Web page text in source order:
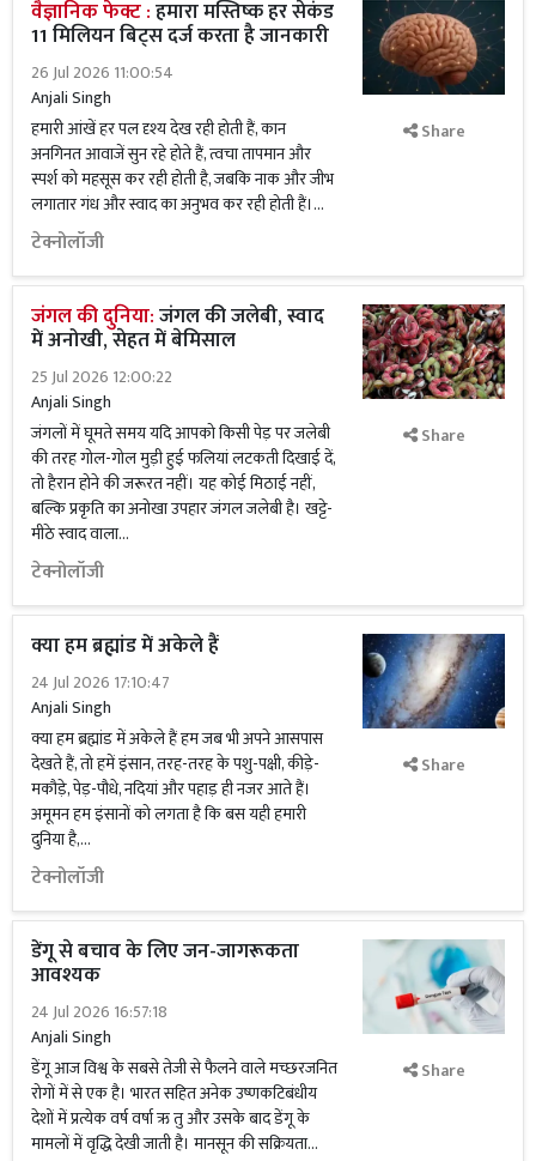
वैज्ञानिक फेक्ट :हमारा मस्तिष्क हर सेकंड
11 मिलियन बिट्स दर्ज करता है जानकारी
26 Jul 2026 11:00:54
Anjali Singh
हमारी आंखें हर पल दृश्य देख रही होती हैं, कान
अनगिनत आवाजें सुन रहे होते हैं, त्वचा तापमान और
स्पर्श को महसूस कर रही होती है, जबकि नाक और जीभ
लगातार गंध और स्वाद का अनुभव कर रही होती हैं।...
टेक्नोलॉजी
Share
जंगल की दुनिया:जंगल की जलेबी, स्वाद
में अनोखी, सेहत में बेमिसाल
25 Jul 2026 12:00:22
Anjali Singh
जंगलों में घूमते समय यदि आपको किसी पेड़ पर जलेबी
की तरह गोल-गोल मुड़ी हुई फलियां लटकती दिखाई दें,
तो हैरान होने की जरूरत नहीं। यह कोई मिठाई नहीं,
बल्कि प्रकृति का अनोखा उपहार जंगल जलेबी है। खट्टे-
मीठे स्वाद वाला...
टेक्नोलॉजी
Share
क्या हम ब्रह्मांड में अकेले हैं
24 Jul 2026 17:10:47
Anjali Singh
क्या हम ब्रह्मांड में अकेले हैं हम जब भी अपने आसपास
देखते हैं, तो हमें इंसान, तरह-तरह के पशु-पक्षी, कीड़े-
मकौड़े, पेड़-पौधे, नदियां और पहाड़ ही नजर आते हैं।
अमूमन हम इंसानों को लगता है कि बस यही हमारी
दुनिया है,...
टेक्नोलॉजी
Share
डेंगू से बचाव के लिए जन-जागरूकता
आवश्यक
24 Jul 2026 16:57:18
Anjali Singh
डेंगू आज विश्व के सबसे तेजी से फैलने वाले मच्छरजनित
रोगों में से एक है। भारत सहित अनेक उष्णकटिबंधीय
देशों में प्रत्येक वर्ष वर्षा ऋ तु और उसके बाद डेंगू के
मामलों में वृद्धि देखी जाती है। मानसून की सक्रियता...
Share